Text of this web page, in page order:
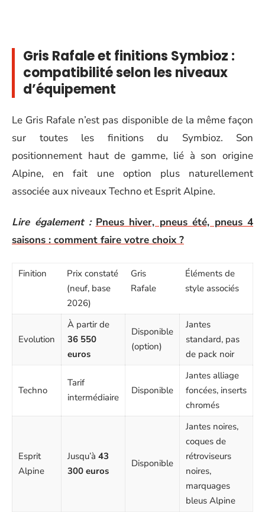
Gris Rafale et finitions Symbioz :
compatibilité selon les niveaux
d’équipement
Le Gris Rafale n’est pas disponible de la même façon
sur toutes les finitions du Symbioz. Son
positionnement haut de gamme, lié à son origine
Alpine, en fait une option plus naturellement
associée aux niveaux Techno et Esprit Alpine.
Lire également : Pneus hiver, pneus été, pneus 4
saisons : comment faire votre choix ?
Finition
Prix constaté
(neuf, base
2026)
Gris
Rafale
Éléments de
style associés
Evolution
À partir de
36 550
euros
Disponible
(option)
Jantes
standard, pas
de pack noir
Techno
Tarif
intermédiaire
Disponible
Jantes alliage
foncées, inserts
chromés
Esprit
Alpine
Jusqu’à 43
300 euros
Disponible
Jantes noires,
coques de
rétroviseurs
noires,
marquages
bleus Alpine